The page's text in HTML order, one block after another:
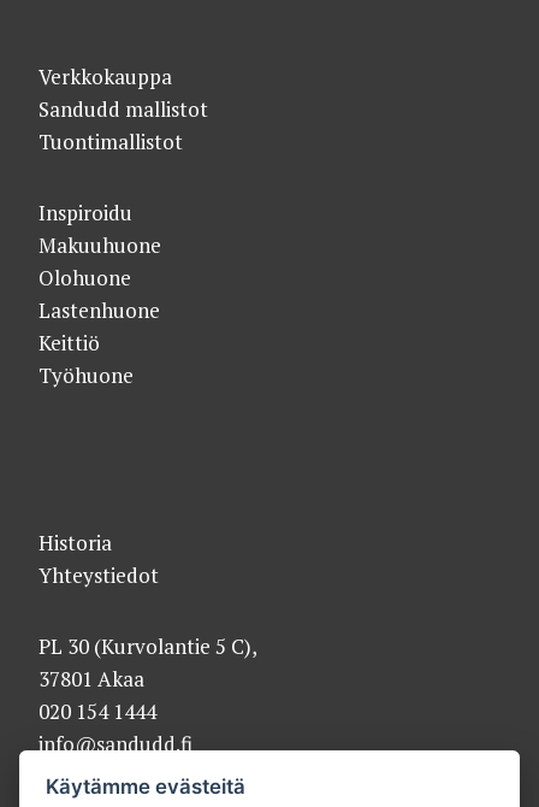
Verkkokauppa
Sandudd mallistot
Tuontimallistot
Inspiroidu
Makuuhuone
Olohuone
Lastenhuone
Keittiö
Työhuone
Historia
Yhteystiedot
PL 30 (Kurvolantie 5 C),
37801 Akaa
020 154 1444
info@sandudd.fi
Käytämme evästeitä